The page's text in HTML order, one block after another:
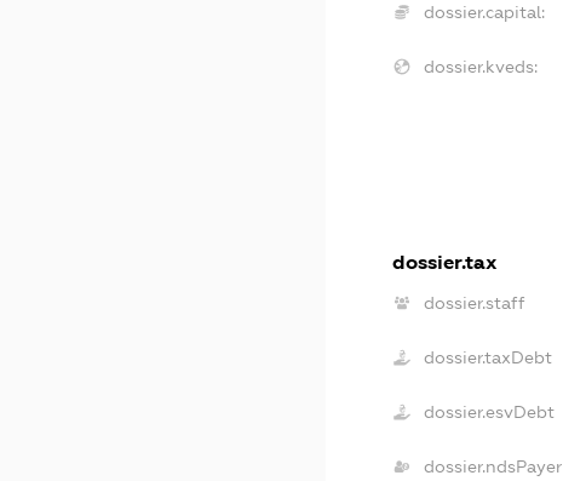
dossier.capital:
dossier.kveds:
dossier.tax
dossier.staff
dossier.taxDebt
dossier.esvDebt
dossier.ndsPayer